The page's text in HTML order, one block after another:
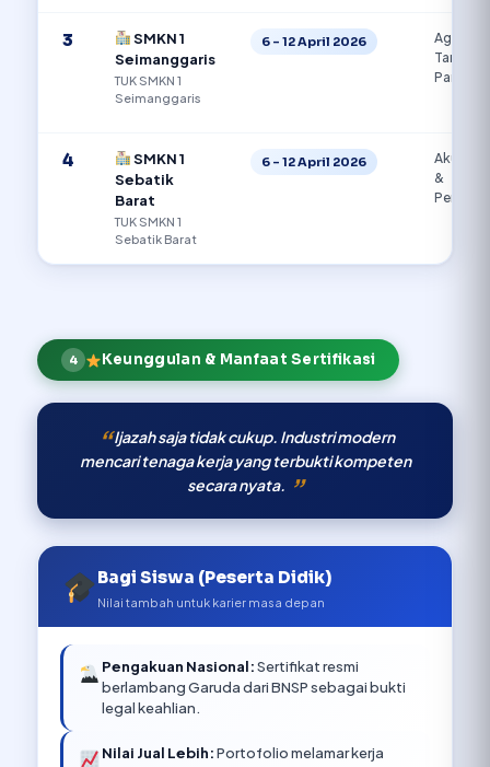
3
SMKN 1
Seimanggaris
TUK SMKN 1
Seimanggaris
6 – 12 April 2026
Pangan
4
SMKN 1
Sebatik
Barat
TUK SMKN 1
Sebatik Barat
6 – 12 April 2026
&
4 Keunggulan & Manfaat Sertifikasi
Ijazah saja tidak cukup. Industri modern
mencari tenaga kerja yang terbukti kompeten
secara nyata.
Bagi Siswa (Peserta Didik)
Nilai tambah untuk karier masa depan
Pengakuan Nasional:Sertifikat resmi
berlambang Garuda dari BNSP sebagai bukti
legal keahlian.
Nilai Jual Lebih:Portofolio melamar kerja